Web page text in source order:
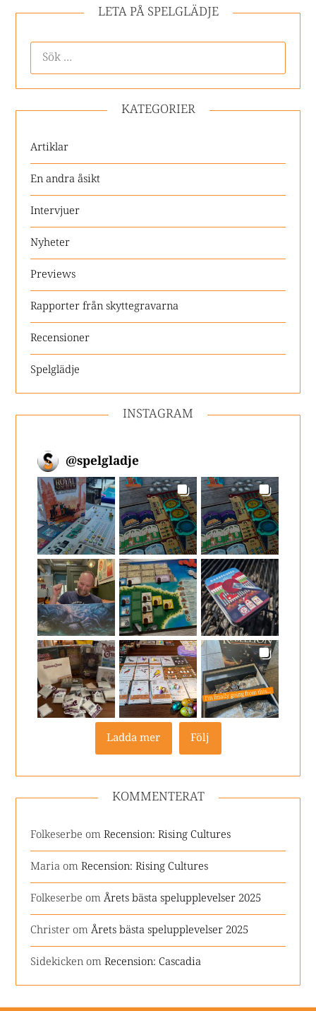
LETA PÅ SPELGLÄDJE
KATEGORIER
Artiklar
En andra åsikt
Intervjuer
Nyheter
Previews
Rapporter från skyttegravarna
Recensioner
Spelglädje
INSTAGRAM
@spelgladje
Ladda mer Följ
KOMMENTERAT
Folkeserbe omRecension: Rising Cultures
Maria omRecension: Rising Cultures
Folkeserbe omÅrets bästa spelupplevelser 2025
Christer omÅrets bästa spelupplevelser 2025
Sidekicken omRecension: Cascadia